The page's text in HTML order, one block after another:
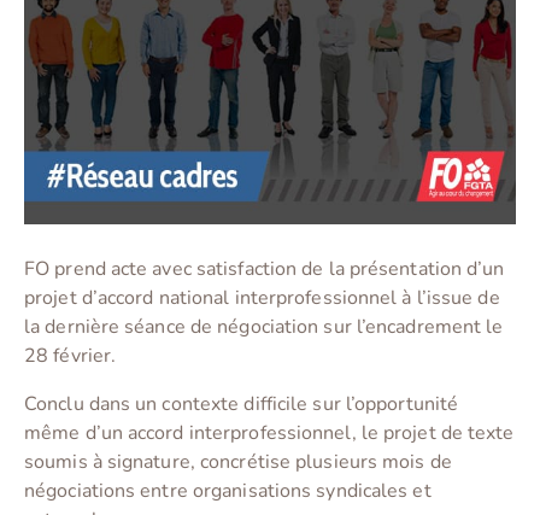
FO prend acte avec satisfaction de la présentation d’un
projet d’accord national interprofessionnel à l’issue de
la dernière séance de négociation sur l’encadrement le
28 février.
Conclu dans un contexte difficile sur l’opportunité
même d’un accord interprofessionnel, le projet de texte
soumis à signature, concrétise plusieurs mois de
négociations entre organisations syndicales et